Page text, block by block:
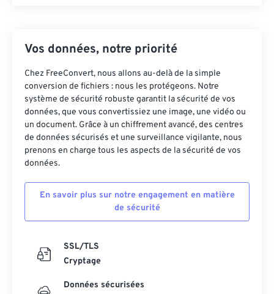
Vos données, notre priorité
Chez FreeConvert, nous allons au-delà de la simple
conversion de fichiers : nous les protégeons. Notre
système de sécurité robuste garantit la sécurité de vos
données, que vous convertissiez une image, une vidéo ou
un document. Grâce à un chiffrement avancé, des centres
de données sécurisés et une surveillance vigilante, nous
prenons en charge tous les aspects de la sécurité de vos
données.
En savoir plus sur notre engagement en matière
de sécurité
SSL/TLS
Cryptage
Données sécurisées